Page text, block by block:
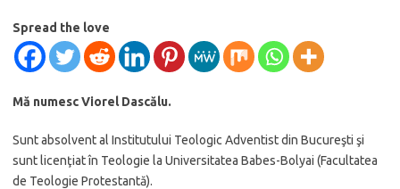
Spread the love
Mă numesc Viorel Dascălu.
Sunt absolvent al Institutului Teologic Adventist din Bucureşti şi
sunt licenţiat în Teologie la Universitatea Babes-Bolyai (Facultatea
de Teologie Protestantă).